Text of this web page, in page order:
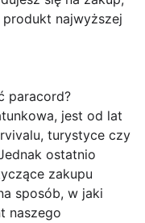
najwyższej
paracord?
jest od lat
turystyce czy
ostatnio
zakupu
sposób, w jaki
naszego